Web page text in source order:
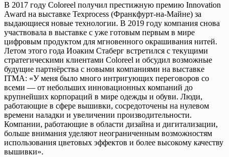
В 2017 году Coloreel получил престижную премию Innovation
Award на выставке Texprocess (Франкфурт-на-Майне) за
выдающиеся новые технологии. В 2019 году компания снова
участвовала в выставке с уже готовым первым в мире
цифровым продуктом для мгновенного окрашивания нитей.
Летом этого года Иоаким Стаберг встретился с текущими
стратегическими клиентами Coloreel и обсудил возможные
будущие партнёрства с новыми компаниями на выставке
ITMA: «У меня было много интригующих переговоров со
всеми — от небольших инновационных компаний до
крупнейших корпораций в мире одежды и обуви. Люди,
работающие в сфере вышивки, сосредоточены на нулевом
времени наладки и увеличении производительности.
Компании, работающие в области дизайна и дигитализации,
больше внимания уделяют неограниченным возможностям
использования цветовых эффектов и более высокому качеству
вышивки».